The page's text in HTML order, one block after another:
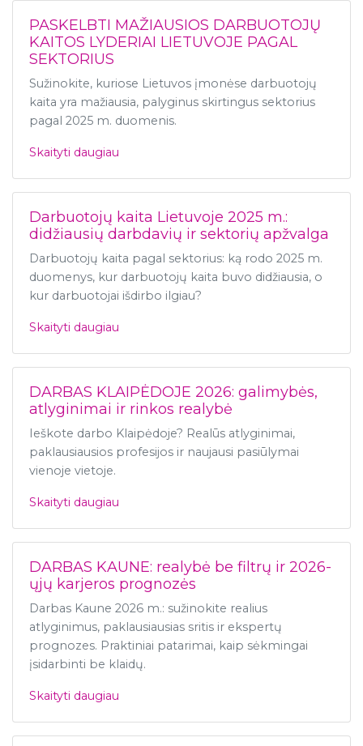
PASKELBTI MAŽIAUSIOS DARBUOTOJŲ
KAITOS LYDERIAI LIETUVOJE PAGAL
SEKTORIUS
Sužinokite, kuriose Lietuvos įmonėse darbuotojų
kaita yra mažiausia, palyginus skirtingus sektorius
pagal 2025 m. duomenis.
Skaityti daugiau
Darbuotojų kaita Lietuvoje 2025 m.:
didžiausių darbdavių ir sektorių apžvalga
Darbuotojų kaita pagal sektorius: ką rodo 2025 m.
duomenys, kur darbuotojų kaita buvo didžiausia, o
kur darbuotojai išdirbo ilgiau?
Skaityti daugiau
DARBAS KLAIPĖDOJE 2026: galimybės,
atlyginimai ir rinkos realybė
Ieškote darbo Klaipėdoje? Realūs atlyginimai,
paklausiausios profesijos ir naujausi pasiūlymai
vienoje vietoje.
Skaityti daugiau
DARBAS KAUNE: realybė be filtrų ir 2026-
ųjų karjeros prognozės
Darbas Kaune 2026 m.: sužinokite realius
atlyginimus, paklausiausias sritis ir ekspertų
prognozes. Praktiniai patarimai, kaip sėkmingai
įsidarbinti be klaidų.
Skaityti daugiau